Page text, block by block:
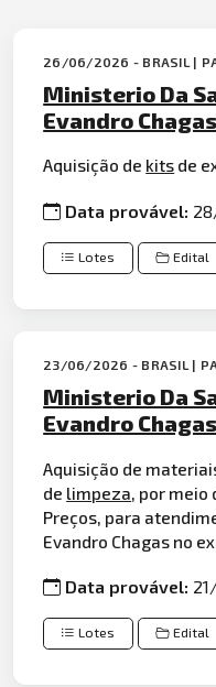
26/06/2026 - BRASIL |
Ministerio Da
Evandro Chagas
Aquisição de kits de
Data provável:
Lotes Edital
23/06/2026 - BRASIL | PA
Ministerio Da
Evandro Chagas
Aquisição de
de limpeza , por
Preços, para
Evandro Chagas no
Data provável:
Lotes Edital